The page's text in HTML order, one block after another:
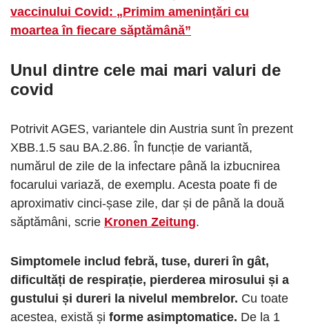
vaccinului Covid: „Primim amenințări cu
moartea în fiecare săptămână”
Unul dintre cele mai mari valuri de
covid
Potrivit AGES, variantele din Austria sunt în prezent
XBB.1.5 sau BA.2.86. În funcție de variantă,
numărul de zile de la infectare până la izbucnirea
focarului variază, de exemplu. Acesta poate fi de
aproximativ cinci-șase zile, dar și de până la două
săptămâni, scrie Kronen Zeitung.
Simptomele includ febră, tuse, dureri în gât,
dificultăți de respirație, pierderea mirosului și a
gustului și dureri la nivelul membrelor. Cu toate
acestea, există și forme asimptomatice. De la 1